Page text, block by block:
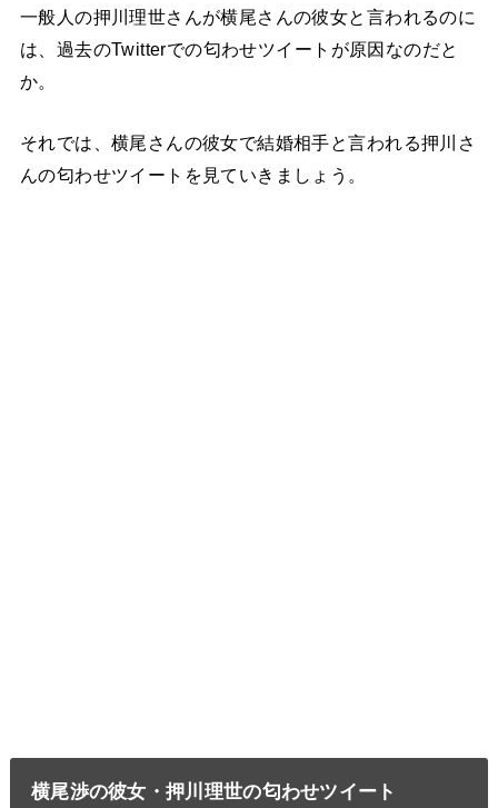
一般人の押川理世さんが横尾さんの彼女と言われるのに
は、過去のTwitterでの匂わせツイートが原因なのだと
か。
それでは、横尾さんの彼女で結婚相手と言われる押川さ
んの匂わせツイートを見ていきましょう。
横尾渉の彼女・押川理世の匂わせツイート